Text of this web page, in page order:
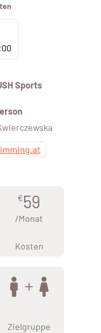
Sports
€59
/Monat
Kosten
Zielgruppe